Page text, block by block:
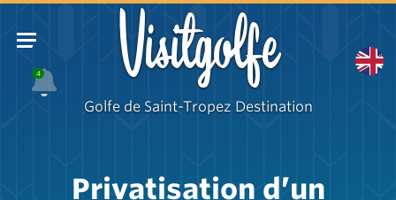
4 Visitgolfe
Golfe de Saint-Tropez Destination
Privatisation d’un